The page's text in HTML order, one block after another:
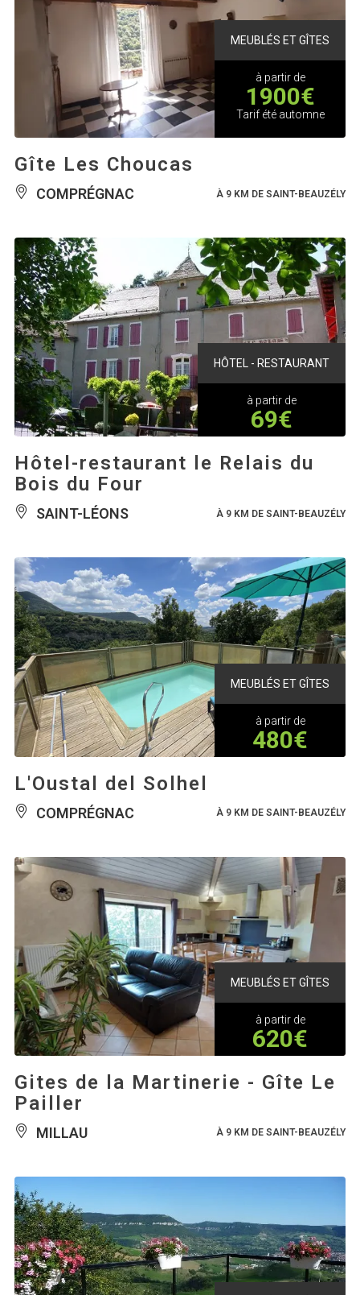
MEUBLÉS ET GÎTES
à partir de
1900€
Tarif été automne
Gîte Les Choucas
COMPRÉGNAC À 9 KM DE SAINT-BEAUZÉLY
HÔTEL - RESTAURANT
à partir de
69€
Hôtel-restaurant le Relais du
Bois du Four
SAINT-LÉONS À 9 KM DE SAINT-BEAUZÉLY
MEUBLÉS ET GÎTES
à partir de
480€
L'Oustal del Solhel
COMPRÉGNAC À 9 KM DE SAINT-BEAUZÉLY
MEUBLÉS ET GÎTES
à partir de
620€
Gites de la Martinerie - Gîte Le
Pailler
MILLAU À 9 KM DE SAINT-BEAUZÉLY